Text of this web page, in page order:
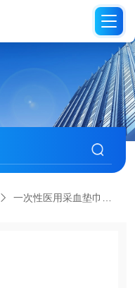
一次性医用采血垫巾